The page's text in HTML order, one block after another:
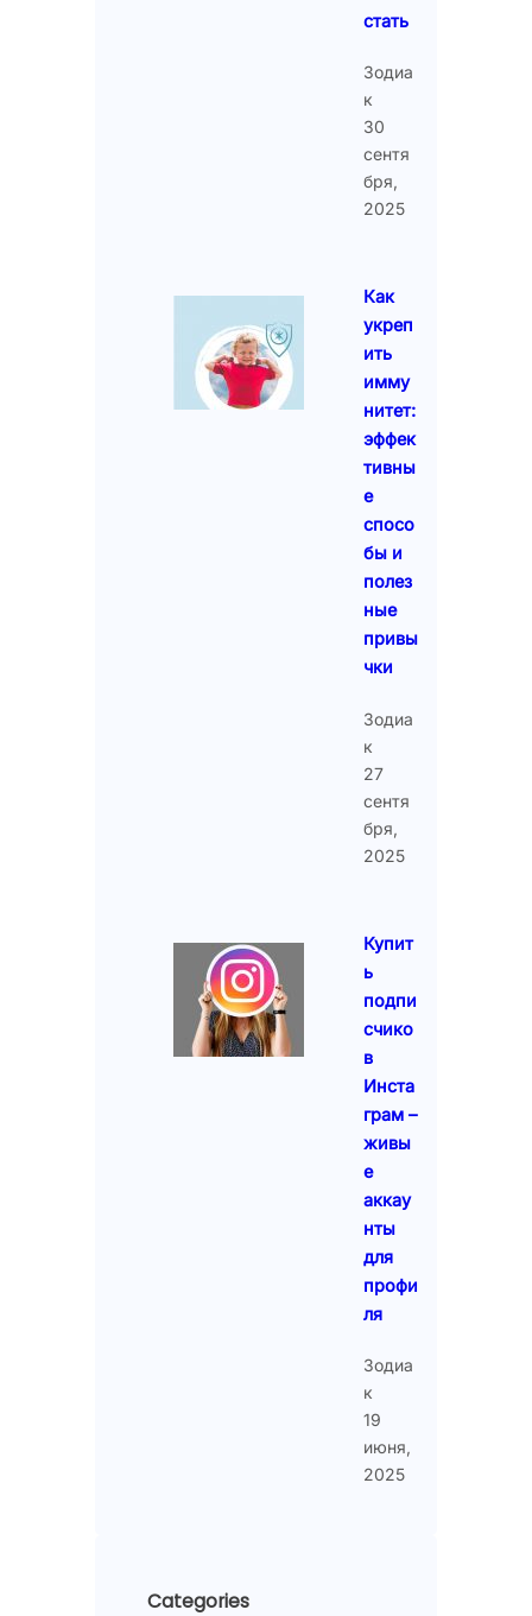
стать
Зодиа
к
30
сентя
бря,
2025
Как
укреп
ить
имму
нитет:
эффек
тивны
е
спосо
бы и
полез
ные
привы
чки
Зодиа
к
27
сентя
бря,
2025
Купит
ь
подпи
счико
в
Инста
грам –
живы
е
аккау
нты
для
профи
ля
Зодиа
к
19
июня,
2025
Categories